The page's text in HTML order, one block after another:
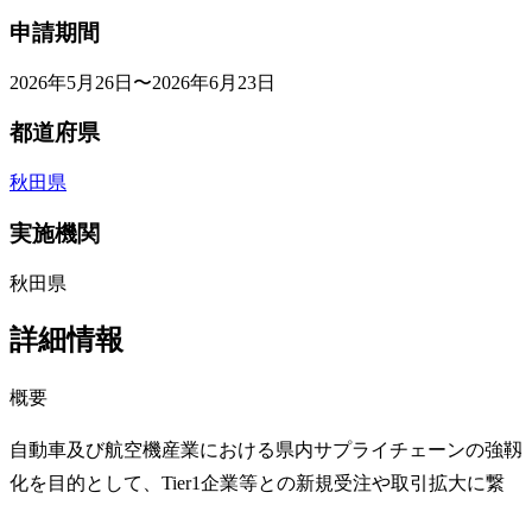
申請期間
2026年5月26日〜2026年6月23日
都道府県
秋田県
実施機関
秋田県
詳細情報
概要
自動車及び航空機産業における県内サプライチェーンの強靱
化を目的として、Tier1企業等との新規受注や取引拡大に繋